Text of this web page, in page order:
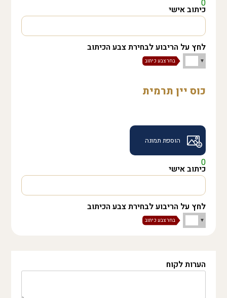
כיתוב אישי
0
לחץ על הריבוע לבחירת צבע הכיתוב
כוס יין תרמית
כיתוב אישי
0
לחץ על הריבוע לבחירת צבע הכיתוב
הוספת תמונה
הערות לקוח